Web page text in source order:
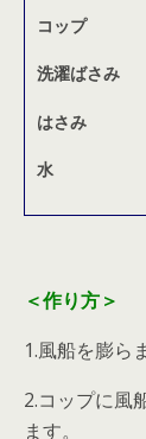
コップ
洗濯ばさみ
はさみ
水
＜作り方＞
1.風船を膨ら
2.コップに風
ます。